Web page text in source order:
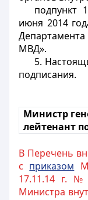
подпункт
июня 2014
МВД».
5.
подписания.
Министр
лейтенант
В Перечень
с приказом
17.11.14 г.
Министра